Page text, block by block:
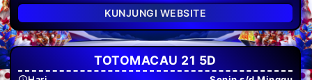
KUNJUNGI WEBSITE
TOTOMACAU 21 5D